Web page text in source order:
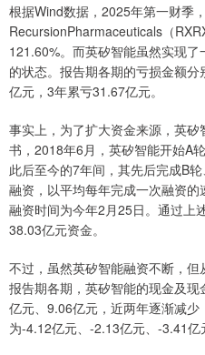
根据Wind数据，2025年第一财季
RecursionPharmaceuticals（
121.60%。而英矽智能虽然实现
的状态。报告期各期的亏损金额
亿元，3年累亏31.67亿元。
事实上，为了扩大资金来源，英
书，2018年6月，英矽智能开始A
此后至今的7年间，其先后完成B
融资，以平均每年完成一次融资的
融资时间为今年2月25日。通过上
38.03亿元资金。
不过，虽然英矽智能融资不断，但
报告期各期，英矽智能的现金及
亿元、9.06亿元，近两年逐渐减
为-4.12亿元、-2.13亿元、-3.41亿